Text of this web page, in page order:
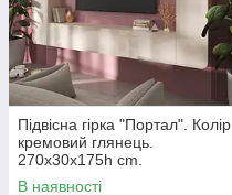
Підвісна гірка "Портал". Колір
кремовий глянець.
270х30х175h cm.
В наявності